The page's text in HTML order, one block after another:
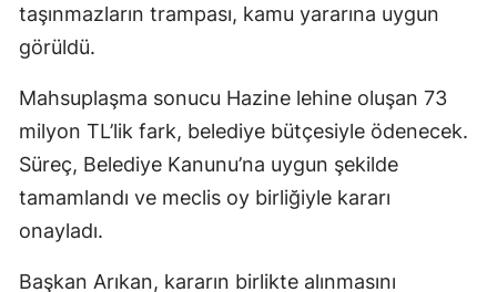
taşınmazların trampası, kamu yararına uygun
görüldü.
Mahsuplaşma sonucu Hazine lehine oluşan 73
milyon TL’lik fark, belediye bütçesiyle ödenecek.
Süreç, Belediye Kanunu’na uygun şekilde
tamamlandı ve meclis oy birliğiyle kararı
onayladı.
Başkan Arıkan, kararın birlikte alınmasını